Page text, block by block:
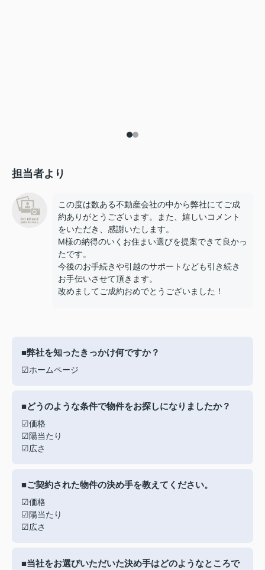
担当者より
この度は数ある不動産会社の中から弊社にてご成
約ありがとうございます。また、嬉しいコメント
をいただき、感謝いたします。
M様の納得のいくお住まい選びを提案できて良かっ
たです。
今後のお手続きや引越のサポートなども引き続き
お手伝いさせて頂きます。
改めましてご成約おめでとうございました！
■弊社を知ったきっかけ何ですか？
☑ホームページ
■どうのような条件で物件をお探しになりましたか？
☑価格
☑陽当たり
☑広さ
■ご契約された物件の決め手を教えてください。
☑価格
☑陽当たり
☑広さ
■当社をお選びいただいた決め手はどのようなところで